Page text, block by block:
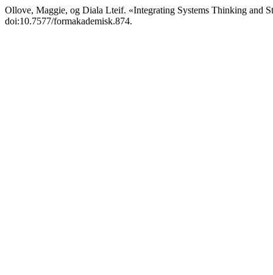
Ollove, Maggie, og Diala Lteif. «Integrating Systems Thinking and
doi:10.7577/formakademisk.874.